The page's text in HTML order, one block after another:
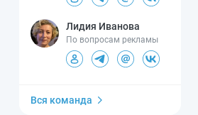
Лидия Иванова
По вопросам рекламы
Вся команда